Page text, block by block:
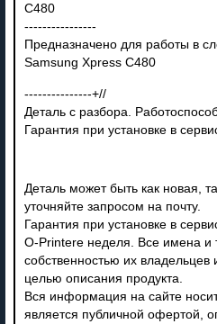
C480
----------------
Предназначено для работы в
Samsung Xpress C480
---------------+//
Деталь с разбора.
Гарантия при установке в
Деталь может быть как новая,
уточняйте запросом на почту.
Гарантия при установке в
O-Printere неделя. Все имена и
собственностью их владельцев
целью описания продукта.
Вся информация на сайте
является публичной офертой,